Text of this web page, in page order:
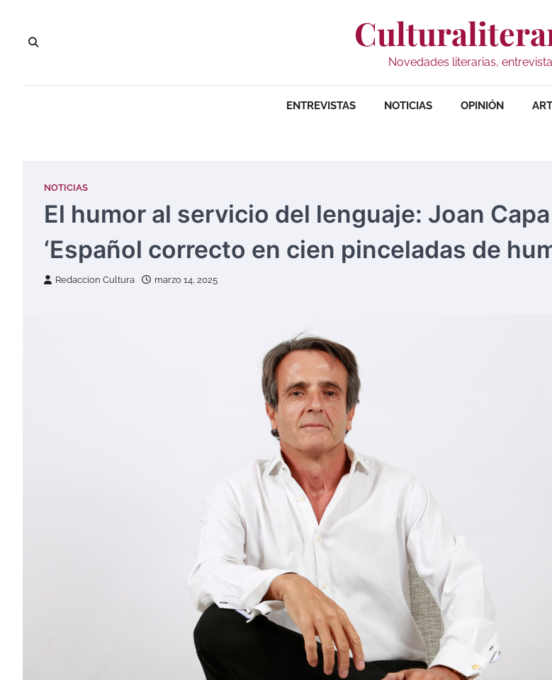
contenido
Novedades literarias,
ENTREVISTAS NOTICIAS OPINIÓN
NOTICIAS
El humor al servicio del lenguaje: Joan
‘Español correcto en cien pinceladas de
Redaccion Cultura marzo 14, 2025